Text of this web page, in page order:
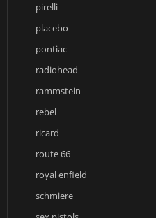
pirelli
placebo
pontiac
radiohead
rammstein
rebel
ricard
route 66
royal enfield
schmiere